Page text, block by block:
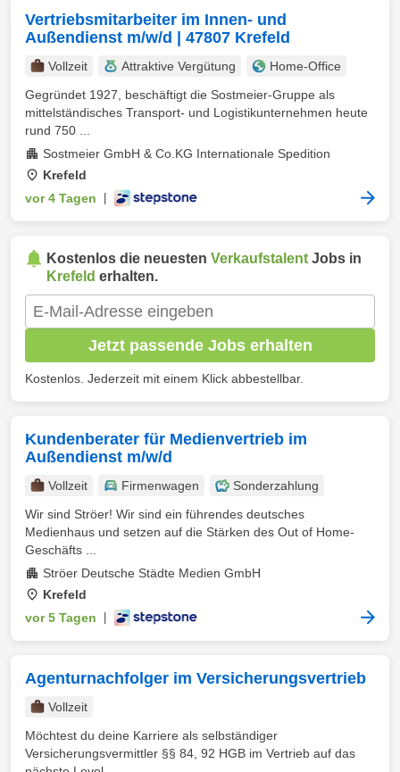
Vertriebsmitarbeiter im Innen- und
Außendienst m/w/d | 47807 Krefeld
Vollzeit Attraktive Vergütung
Home-Office
Gegründet 1927, beschäftigt die Sostmeier-Gruppe als
mittelständisches Transport- und Logistikunternehmen heute
rund 750 ...
Sostmeier GmbH & Co.KG Internationale Spedition
Krefeld
vor 4 Tagen
Kostenlos die neuesten Verkaufstalent Jobs in
Krefeld erhalten.
Jetzt passende Jobs erhalten
Kostenlos. Jederzeit mit einem Klick abbestellbar.
Kundenberater für Medienvertrieb im
Außendienst m/w/d
Vollzeit Firmenwagen
Sonderzahlung
Wir sind Ströer! Wir sind ein führendes deutsches
Medienhaus und setzen auf die Stärken des Out of Home-
Geschäfts ...
Ströer Deutsche Städte Medien GmbH
Krefeld
vor 5 Tagen
Agenturnachfolger im Versicherungsvertrieb
Vollzeit
Möchtest du deine Karriere als selbständiger
Versicherungsvermittler §§ 84, 92 HGB im Vertrieb auf das